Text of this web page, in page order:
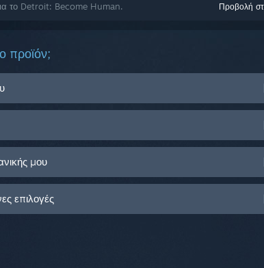
Προβολή
το Detroit: Become Human.
προϊόν;
μου
επιλογές